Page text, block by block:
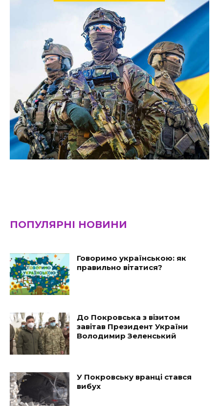
ПОПУЛЯРНІ НОВИНИ
Говоримо українською: як
правильно вітатися?
До Покровська з візитом
завітав Президент України
Володимир Зеленський
У Покровську вранці стався
вибух